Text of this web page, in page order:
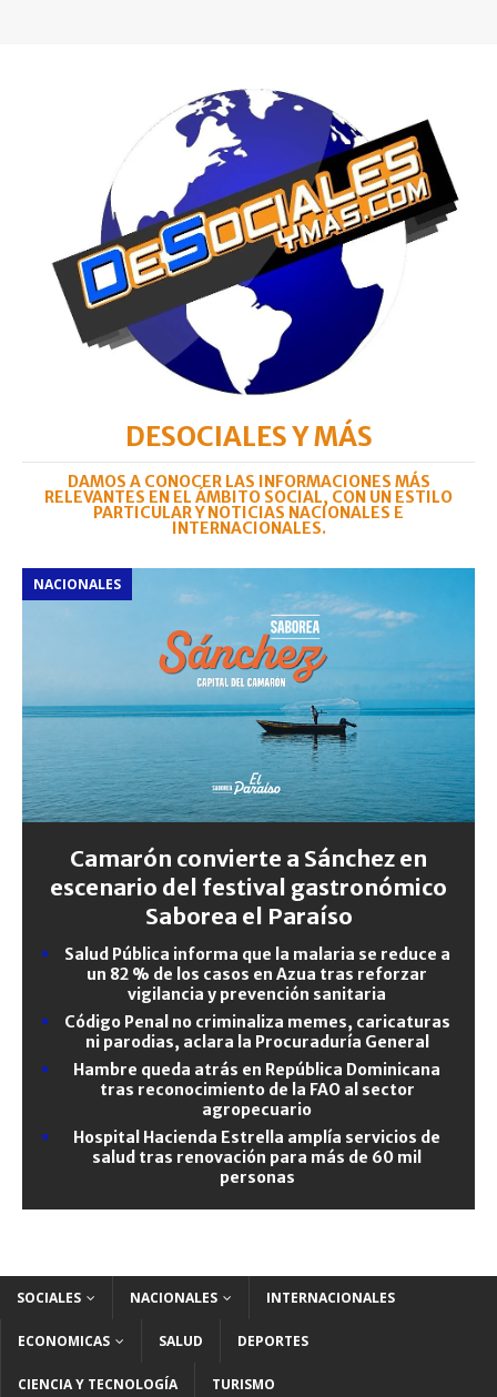
DESOCIALES Y MÁS
DAMOS A CONOCER LAS INFORMACIONES MÁS
RELEVANTES EN EL ÁMBITO SOCIAL, CON UN ESTILO
PARTICULAR Y NOTICIAS NACIONALES E
INTERNACIONALES.
NACIONALES
Camarón convierte a Sánchez en
escenario del festival gastronómico
Saborea el Paraíso
Salud Pública informa que la malaria se reduce a
un 82 % de los casos en Azua tras reforzar
vigilancia y prevención sanitaria
Código Penal no criminaliza memes, caricaturas
ni parodias, aclara la Procuraduría General
Hambre queda atrás en República Dominicana
tras reconocimiento de la FAO al sector
agropecuario
Hospital Hacienda Estrella amplía servicios de
salud tras renovación para más de 60 mil
personas
SOCIALES NACIONALES INTERNACIONALES
ECONOMICAS SALUD DEPORTES
CIENCIA Y TECNOLOGÍA TURISMO